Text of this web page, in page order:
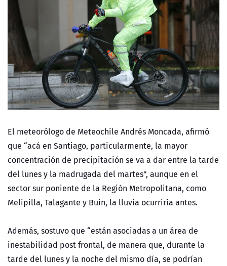
El meteorólogo de Meteochile Andrés Moncada, afirmó
que “acá en Santiago, particularmente, la mayor
concentración de precipitación se va a dar entre la tarde
del lunes y la madrugada del martes”, aunque en el
sector sur poniente de la Región Metropolitana, como
Melipilla, Talagante y Buin, la lluvia ocurriría antes.
Además, sostuvo que “están asociadas a un área de
inestabilidad post frontal, de manera que, durante la
tarde del lunes y la noche del mismo día, se podrían